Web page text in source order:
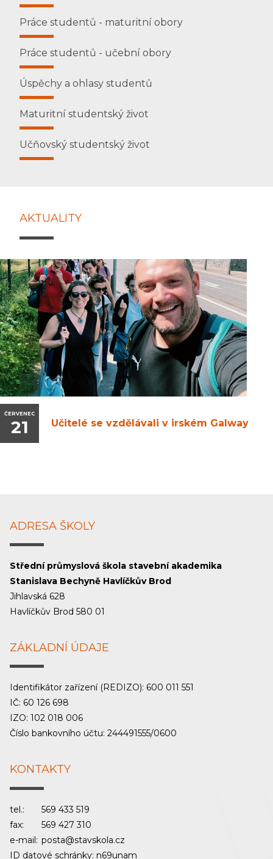
Práce studentů - maturitní obory
Práce studentů - učební obory
Úspěchy a ohlasy studentů
Maturitní studentský život
Učňovský studentský život
AKTUALITY
ČERVENEC
21 Učitelé se vzdělávali v irském Galway
ADRESA ŠKOLY
Střední průmyslová škola stavební akademika
Stanislava Bechyně Havlíčkův Brod
Jihlavská 628
Havlíčkův Brod 580 01
ZÁKLADNÍ ÚDAJE
Identifikátor zařízení (REDIZO): 600 011 551
IČ: 60 126 698
IZO: 102 018 006
Číslo bankovního účtu: 244491555/0600
KONTAKTY
tel.:
569 433 519
fax:
569 427 310
e-mail: posta@stavskola.cz
ID datové schránky: n69unam